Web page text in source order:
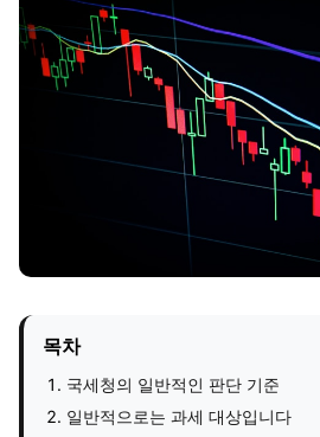
목차
국세청의 일반적인 판단 기준
일반적으로는 과세 대상입니다